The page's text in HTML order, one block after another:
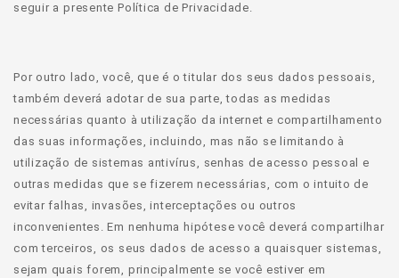
seguir a presente Política de Privacidade.
Por outro lado, você, que é o titular dos seus dados pessoais,
também deverá adotar de sua parte, todas as medidas
necessárias quanto à utilização da internet e compartilhamento
das suas informações, incluindo, mas não se limitando à
utilização de sistemas antivírus, senhas de acesso pessoal e
outras medidas que se fizerem necessárias, com o intuito de
evitar falhas, invasões, interceptações ou outros
inconvenientes. Em nenhuma hipótese você deverá compartilhar
com terceiros, os seus dados de acesso a quaisquer sistemas,
sejam quais forem, principalmente se você estiver em